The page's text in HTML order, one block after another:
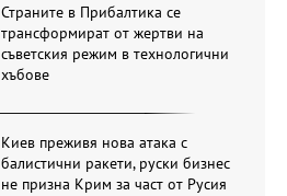
Страните в Прибалтика се
трансформират от жертви на
съветския режим в технологични
хъбове
Киев преживя нова атака с
балистични ракети, руски бизнес
не призна Крим за част от Русия